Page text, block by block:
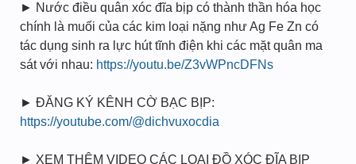
► Nước điều quân xóc đĩa bịp có thành thần hóa học
chính là muối của các kim loại nặng như Ag Fe Zn có
tác dụng sinh ra lực hút tĩnh điện khi các mặt quân ma
sát với nhau: https://youtu.be/Z3vWPncDFNs
► ĐĂNG KÝ KÊNH CỜ BẠC BỊP:
https://youtube.com/@dichvuxocdia
► XEM THÊM VIDEO CÁC LOẠI ĐỒ XÓC ĐĨA BỊP